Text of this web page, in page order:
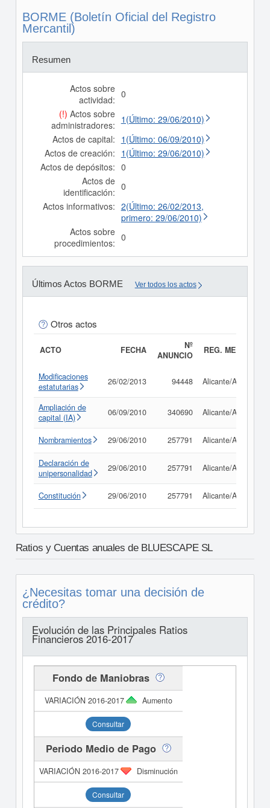
BORME (Boletín Oficial del Registro
Mercantil)
Resumen
Actos sobre
actividad: 0
(!) Actos sobre
administradores: 1(Último: 29/06/2010)
Actos de capital: 1(Último: 06/09/2010)
Actos de creación: 1(Último: 29/06/2010)
Actos de depósitos: 0
Actos de
identificación: 0
Actos informativos: 2(Último: 26/02/2013,
primero: 29/06/2010)
Actos sobre
procedimientos: 0
Últimos Actos BORME Ver todos los actos
Otros actos
ACTO FECHA
Nº
ANUNCIO
REG. MERC.
Modificaciones
estatutarias
26/02/2013 94448 Alicante/Alacant
Ampliación de
capital (IA)
06/09/2010 340690 Alicante/Alacant
Nombramientos 29/06/2010 257791 Alicante/Alacant
Declaración de
unipersonalidad
29/06/2010 257791 Alicante/Alacant
Constitución 29/06/2010 257791 Alicante/Alacant
Ratios y Cuentas anuales de BLUESCAPE SL
¿Necesitas tomar una decisión de
crédito?
Evolución de las Principales Ratios
Financieros 2016-2017
Fondo de Maniobras
Aumento
Consultar
Periodo Medio de Pago
Disminución
Consultar